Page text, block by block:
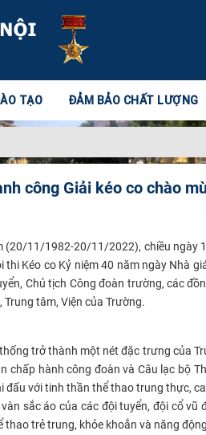
TẠO ĐẢM BẢO CHẤT LƯỢNG
công Giải kéo co chào
(20/11/1982-20/11/2022), chiều ngày
thi Kéo co Kỷ niệm 40 năm ngày Nhà
Chủ tịch Công đoàn trường, các
tâm, Viện của Trường.
trở thành một nét đặc trưng của
hành công đoàn và Câu lạc bộ
đấu với tinh thần thể thao trung thực,
sắc áo của các đội tuyển, đội cổ vũ
thao trẻ trung, khỏe khoắn và năng